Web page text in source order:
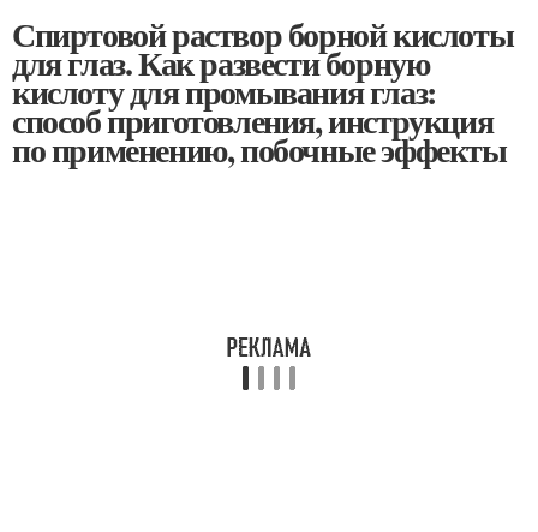
Спиртовой раствор борной кислоты
для глаз. Как развести борную
кислоту для промывания глаз:
способ приготовления, инструкция
по применению, побочные эффекты